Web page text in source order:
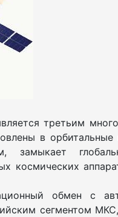
третьим
в
замыкает
космических
обмен с
сегментом